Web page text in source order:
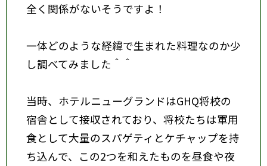
全く関係がないそうですよ！
一体どのような経緯で生まれた料理なのか少
し調べてみました＾＾
当時、ホテルニューグランドはGHQ将校の
宿舎として接収されており、将校たちは軍用
食として大量のスパゲティとケチャップを持
ち込んで、この2つを和えたものを昼食や夜